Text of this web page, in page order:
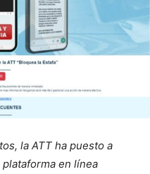
la ATT ha puesto a
en línea